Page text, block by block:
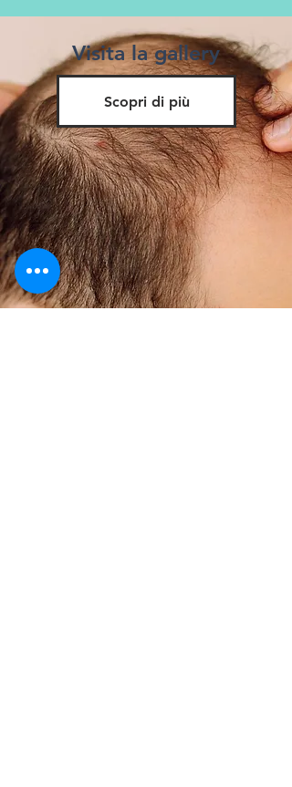
Visita la gallery
Scopri di più